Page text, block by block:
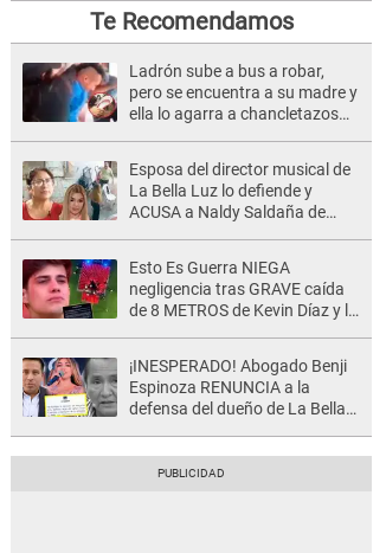
Te Recomendamos
Ladrón sube a bus a robar,
pero se encuentra a su madre y
ella lo agarra a chancletazos
Esposa del director musical de
La Bella Luz lo defiende y
ACUSA a Naldy Saldaña de
Esto Es Guerra NIEGA
negligencia tras GRAVE caída
de 8 METROS de Kevin Díaz y lo
¡INESPERADO! Abogado Benji
Espinoza RENUNCIA a la
defensa del dueño de La Bella